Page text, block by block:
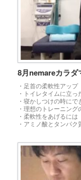
8月nemareカラダ
・足首の柔軟性アップ
・トイレタイムに立
・寝かしつけの時にで
・理想のトレーニング
・柔軟性をあげるには
・アミノ酸とタンパク